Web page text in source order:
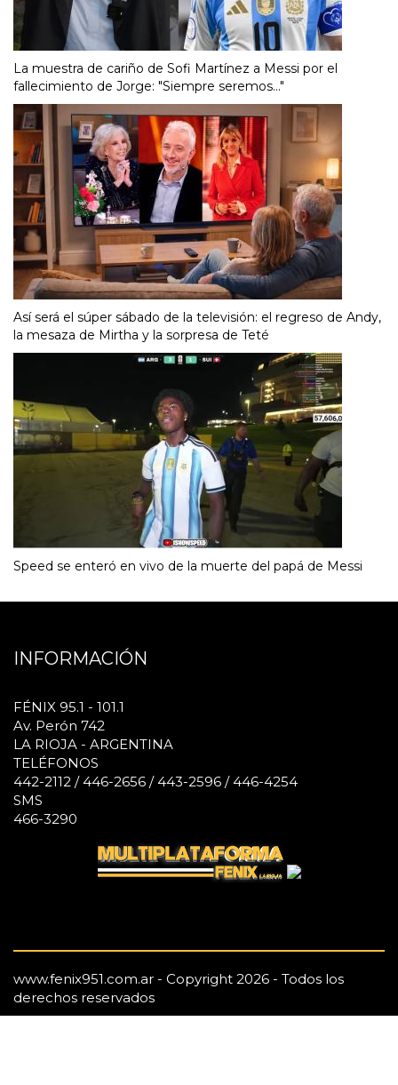
La muestra de cariño de Sofi Martínez a Messi por el
fallecimiento de Jorge: "Siempre seremos..."
Así será el súper sábado de la televisión: el regreso de Andy,
la mesaza de Mirtha y la sorpresa de Teté
Speed se enteró en vivo de la muerte del papá de Messi
INFORMACIÓN
FÉNIX 95.1 - 101.1
Av. Perón 742
LA RIOJA - ARGENTINA
TELÉFONOS
442-2112 / 446-2656 / 443-2596 / 446-4254
SMS
466-3290
www.fenix951.com.ar - Copyright 2026 - Todos los
derechos reservados